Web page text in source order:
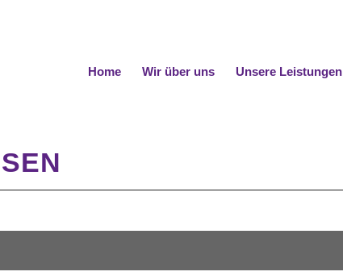
Home Wir über uns Unsere Leistungen